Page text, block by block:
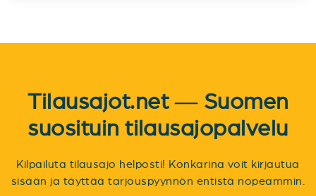
Tilausajot.net — Suomen
suosituin tilausajopalvelu
Kilpailuta tilausajo helposti! Konkarina voit kirjautua
sisään ja täyttää tarjouspyynnön entistä nopeammin.